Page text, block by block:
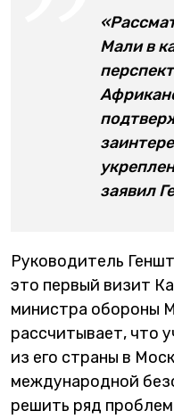
Мали в
заявил
Руководитель
это первый визит
министра обороны
рассчитывает, что
из его страны в
международной
решить ряд